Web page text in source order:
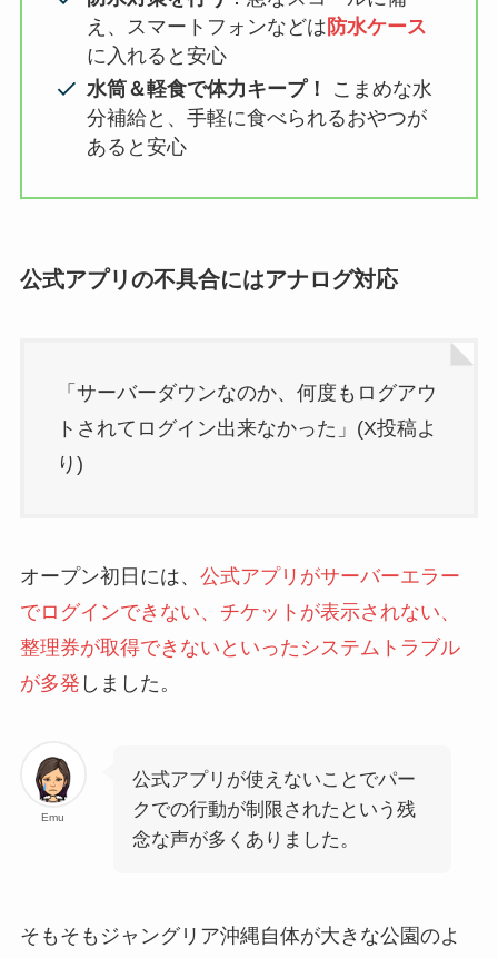
え、スマートフォンなどは 防水ケース
に入れると安心
水筒＆軽食で体力キープ！
こまめな水
分補給と、手軽に食べられるおやつが
あると安心
公式アプリの不具合にはアナログ対応
「サーバーダウンなのか、何度もログアウ
トされてログイン出来なかった」(X投稿よ
り)
オープン初日には、 公式アプリがサーバーエラー
でログインできない、チケットが表示されない、
整理券が取得できないといったシステムトラブル
が多発 しました。
Emu
公式アプリが使えないことでパー
クでの行動が制限されたという残
念な声が多くありました。
そもそもジャングリア沖縄自体が大きな公園のよ